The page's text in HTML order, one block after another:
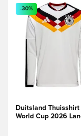
Opent een venster
-30%
Duitsland Thuisshirt
World Cup 2026